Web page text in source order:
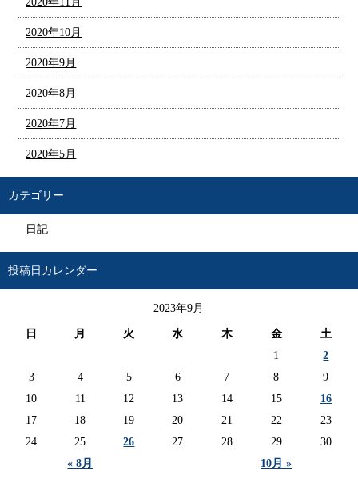
2020年10月
2020年9月
2020年8月
2020年7月
2020年5月
カテゴリー
日記
投稿日カレンダー
2023年9月
日 月 火 水 木 金 土
« 8月 10月 »
1
2
3
4 5 6 7 8
9
10
11 12 13 14 15
16
17
18 19 20 21 22
23
24
25 26 27 28 29 30